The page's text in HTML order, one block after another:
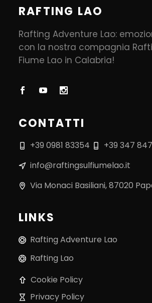
RAFTING LAO
Rafting Adventure Lao:
con la nostra compagnia
Fiume Lao in Calabria!
CONTATTI
+39 0981 83354
+39 347
info@raftingsulfiumelao.it
Via Monaci Basiliani, 87020
LINKS
Rafting Adventure Lao
Rafting Lao
Cookie Policy
Privacy Policy